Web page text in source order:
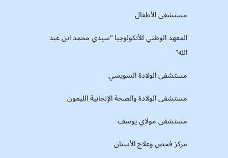
مستشفى الأطفال
المعهد الوطني للأنكولوجيا “سيدي محمد ابن عبد
الله”
مستشفى الولادة السويسي
مستشفى الولادة والصحة الإنجابية الليمون
مستشفى مولاي يوسف
مركز فحص وعلاج الأسنان